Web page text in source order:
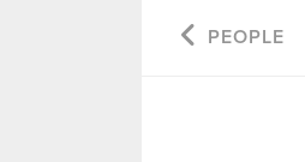
PEOPLE